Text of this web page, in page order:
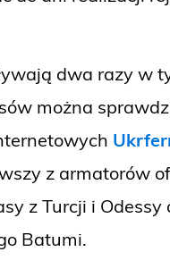
dwa razy w
można
z armatorów
z Turcji i Odessy
Batumi.